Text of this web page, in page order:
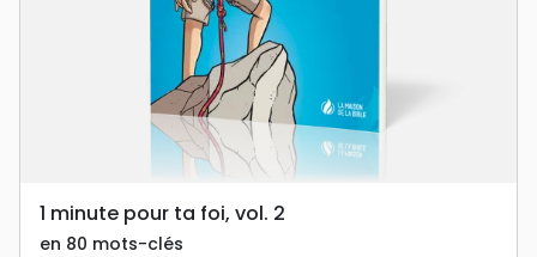
1 minute pour ta foi, vol. 2
en 80 mots-clés